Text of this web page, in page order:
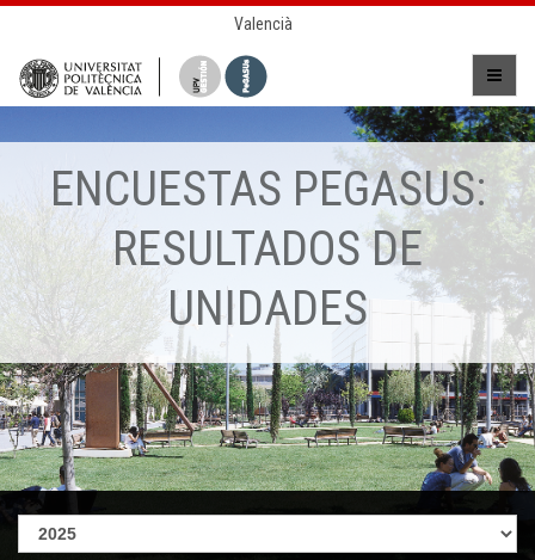
Valencià
ENCUESTAS PEGASUS:
RESULTADOS DE
UNIDADES